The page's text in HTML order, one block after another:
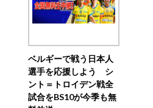
ベルギーで戦う日本人
選手を応援しよう シ
ント＝トロイデン戦全
試合をBS10が今季も無